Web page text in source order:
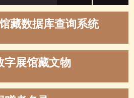
藏数据库查询系统
字展馆藏文物